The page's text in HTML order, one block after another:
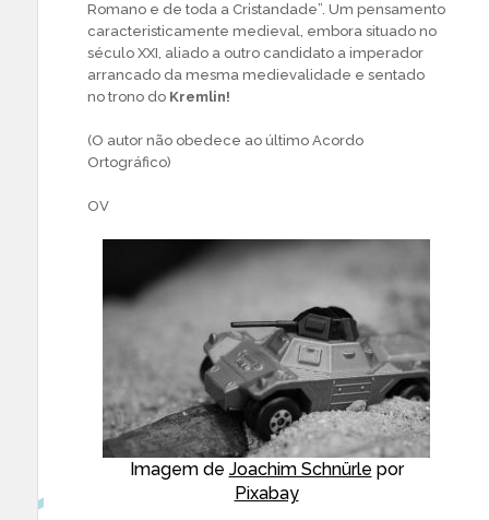
Romano e de toda a Cristandade”. Um pensamento
caracteristicamente medieval, embora situado no
século XXI, aliado a outro candidato a imperador
arrancado da mesma medievalidade e sentado
no trono do Kremlin!
(O autor não obedece ao último Acordo
Ortográfico)
OV
Imagem de Joachim Schnürle por
Pixabay